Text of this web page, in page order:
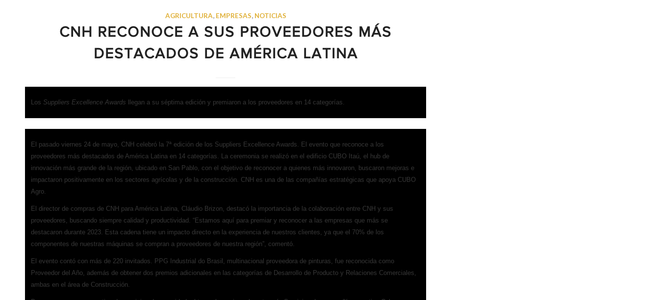
AGRICULTURA, EMPRESAS, NOTICIAS
CNH RECONOCE A SUS PROVEEDORES MÁS
DESTACADOS DE AMÉRICA LATINA
Los Suppliers Excellence Awards llegan a su séptima edición y premiaron a los proveedores en 14 categorías.
El pasado viernes 24 de mayo, CNH celebró la 7ª edición de los Suppliers Excellence Awards. El evento que reconoce a los
proveedores más destacados de América Latina en 14 categorías. La ceremonia se realizó en el edificio CUBO Itaú, el hub de
innovación más grande de la región, ubicado en San Pablo, con el objetivo de reconocer a quienes más innovaron, buscaron mejoras e
impactaron positivamente en los sectores agrícolas y de la construcción. CNH es una de las compañías estratégicas que apoya CUBO
Agro.
El director de compras de CNH para América Latina, Cláudio Brizon, destacó la importancia de la colaboración entre CNH y sus
proveedores, buscando siempre calidad y productividad. “Estamos aquí para premiar y reconocer a las empresas que más se
destacaron durante 2023. Esta cadena tiene un impacto directo en la experiencia de nuestros clientes, ya que el 70% de los
componentes de nuestras máquinas se compran a proveedores de nuestra región”, comentó.
El evento contó con más de 220 invitados. PPG Industrial do Brasil, multinacional proveedora de pinturas, fue reconocida como
Proveedor del Año, además de obtener dos premios adicionales en las categorías de Desarrollo de Producto y Relaciones Comerciales,
ambas en el área de Construcción.